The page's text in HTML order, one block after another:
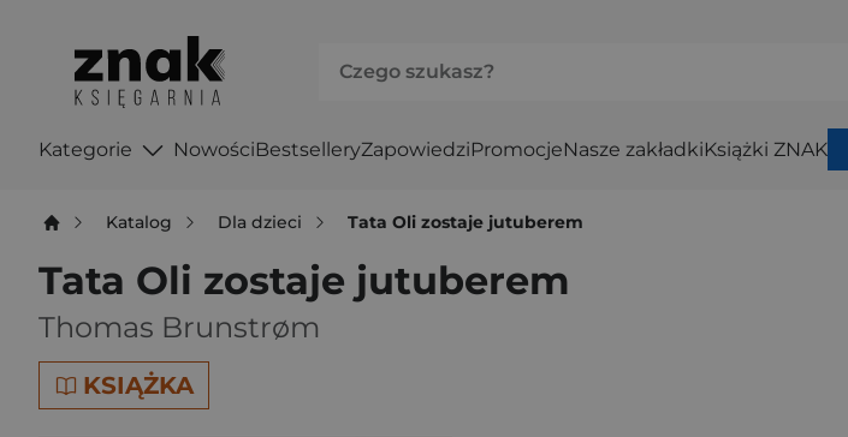
Kategorie NowościBestselleryZapowiedziPromocjeNasze zakładkiKsiążki ZNAK
Katalog Dla dzieci Tata Oli zostaje jutuberem
Tata Oli zostaje jutuberem
Thomas Brunstrøm
KSIĄŻKA